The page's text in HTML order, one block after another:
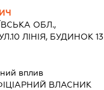
ОБЛ.,
ЛІНІЯ, БУДИНОК 13
вплив
ВЛАСНИК